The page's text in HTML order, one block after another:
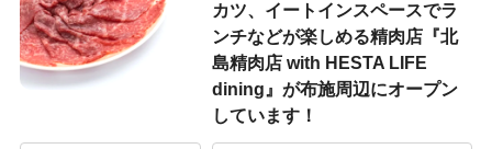
カツ、イートインスペースでラ
ンチなどが楽しめる精肉店『北
島精肉店 with HESTA LIFE
dining』が布施周辺にオープン
しています！